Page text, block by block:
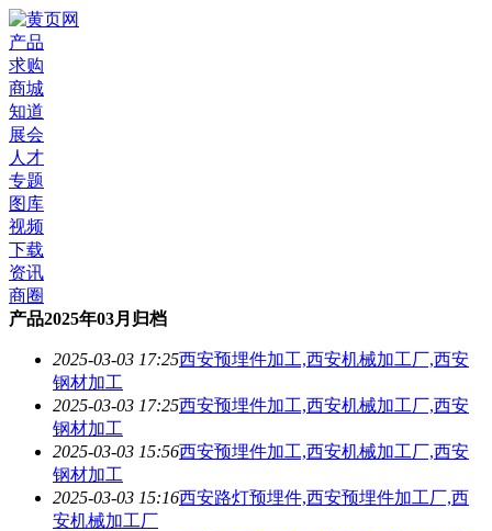
产品
求购
商城
知道
展会
人才
专题
图库
视频
下载
资讯
商圈
产品2025年03月归档
2025-03-03 17:25西安预埋件加工,西安机械加工厂,西安
钢材加工
2025-03-03 17:25西安预埋件加工,西安机械加工厂,西安
钢材加工
2025-03-03 15:56西安预埋件加工,西安机械加工厂,西安
钢材加工
2025-03-03 15:16西安路灯预埋件,西安预埋件加工厂,西
安机械加工厂